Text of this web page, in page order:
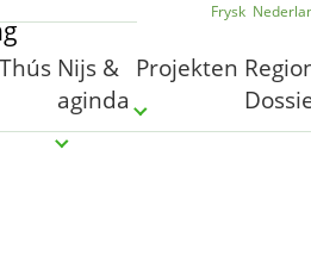
Frysk
Thús Nijs &
aginda
Submenu for "Nijs & aginda"
Projekten
Submenu for